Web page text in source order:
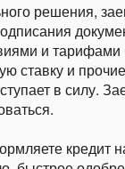
решения,
и
ставку и
в силу.
кредит